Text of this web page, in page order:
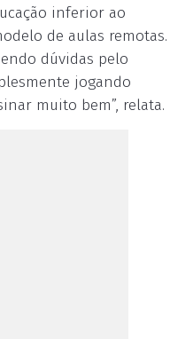
inferior ao
de aulas remotas.
dúvidas pelo
jogando
muito bem”, relata.